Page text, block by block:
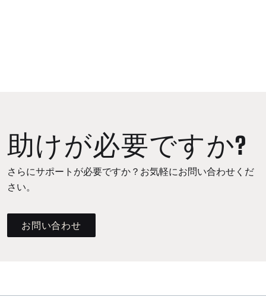
助けが必要ですか?
さらにサポートが必要ですか？お気軽にお問い合わせくだ
さい。
お問い合わせ